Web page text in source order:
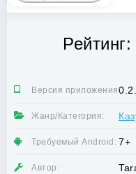
Версия приложения:
Жанр/Категория:
Требуемый Android: 7+
Автор: